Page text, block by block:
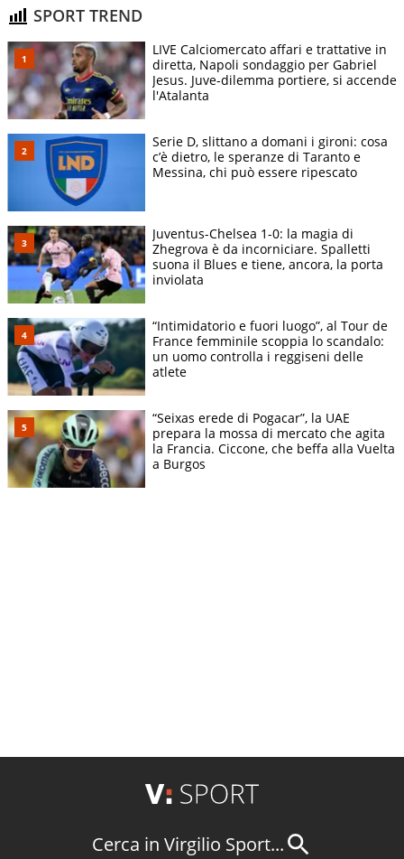
SPORT TREND
LIVE Calciomercato affari e trattative in
diretta, Napoli sondaggio per Gabriel
Jesus. Juve-dilemma portiere, si accende
l'Atalanta
Serie D, slittano a domani i gironi: cosa
c’è dietro, le speranze di Taranto e
Messina, chi può essere ripescato
Juventus-Chelsea 1-0: la magia di
Zhegrova è da incorniciare. Spalletti
suona il Blues e tiene, ancora, la porta
inviolata
“Intimidatorio e fuori luogo”, al Tour de
France femminile scoppia lo scandalo:
un uomo controlla i reggiseni delle
atlete
“Seixas erede di Pogacar”, la UAE
prepara la mossa di mercato che agita
la Francia. Ciccone, che beffa alla Vuelta
a Burgos
Cerca in Virgilio Sport...